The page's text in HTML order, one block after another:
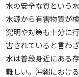
水の安全な質という
水源から有害物質が
究明や対策も十分に
害されていると言わ
水は普段身近にある
難しい。沖縄におけ